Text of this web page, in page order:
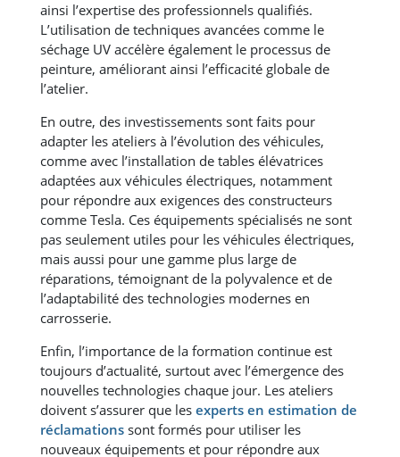
ainsi l’expertise des professionnels qualifiés.
L’utilisation de techniques avancées comme le
séchage UV accélère également le processus de
peinture, améliorant ainsi l’efficacité globale de
l’atelier​​.
En outre, des investissements sont faits pour
adapter les ateliers à l’évolution des véhicules,
comme avec l’installation de tables élévatrices
adaptées aux véhicules électriques, notamment
pour répondre aux exigences des constructeurs
comme Tesla. Ces équipements spécialisés ne sont
pas seulement utiles pour les véhicules électriques,
mais aussi pour une gamme plus large de
réparations, témoignant de la polyvalence et de
l’adaptabilité des technologies modernes en
carrosserie​​.
Enfin, l’importance de la formation continue est
toujours d’actualité, surtout avec l’émergence des
nouvelles technologies chaque jour. Les ateliers
doivent s’assurer que les experts en estimation de
réclamations sont formés pour utiliser les
nouveaux équipements et pour répondre aux